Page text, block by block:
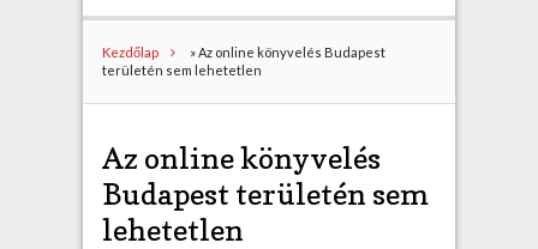
h
Kezdőlap »Az online könyvelés Budapest
területén sem lehetetlen
Az online könyvelés
Budapest területén sem
lehetetlen